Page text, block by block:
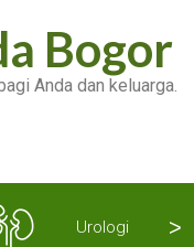
Bogor
Anda dan keluarga.
Urologi >